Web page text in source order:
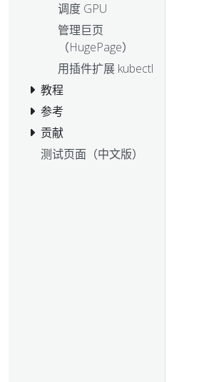
调度 GPU
管理巨页
（HugePage）
用插件扩展 kubectl
教程
参考
贡献
测试页面（中文版）